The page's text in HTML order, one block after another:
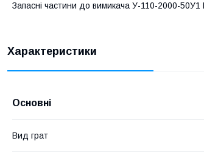
Запасні частини до вимикача У-110-2000-
Характеристики
Основні
Вид грат